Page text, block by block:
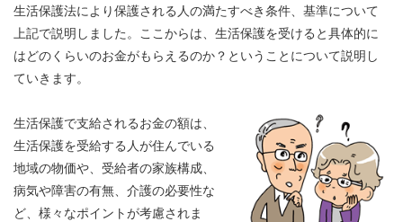
生活保護法により保護される人の満たすべき条件、基準について
上記で説明しました。ここからは、生活保護を受けると具体的に
はどのくらいのお金がもらえるのか？ということについて説明し
ていきます。
生活保護で支給されるお金の額は、
生活保護を受給する人が住んでいる
地域の物価や、受給者の家族構成、
病気や障害の有無、介護の必要性な
ど、様々なポイントが考慮されま